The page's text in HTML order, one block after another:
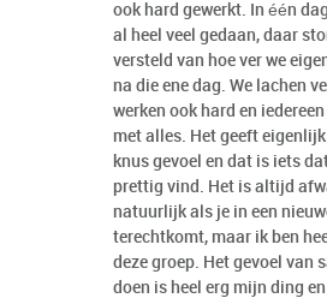
ook hard gewerkt. In één
al heel veel gedaan, daar
versteld van hoe ver we
na die ene dag. We lachen
werken ook hard en
met alles. Het geeft eigenlijk
knus gevoel en dat is iets
prettig vind. Het is altijd
natuurlijk als je in een
terechtkomt, maar ik ben
deze groep. Het gevoel van
doen is heel erg mijn ding